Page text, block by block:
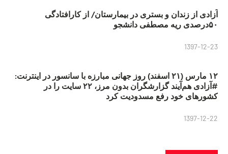
آزادی از زندان و بستری در بیمارستان/ از کارافتادگی
۵۰درصدی ریه مصطفی دانشجو
1397-12-23
۱۲ مارس (۲۱ اسفند) روز جهانی مبارزه با سانسور در اینترنت:
#آزادی هم‌آیند گزارشگران‌ بدون مرز، ۲۲ سایت را در
کشورهای خود رفع مسدودیت کرد
1397-12-22